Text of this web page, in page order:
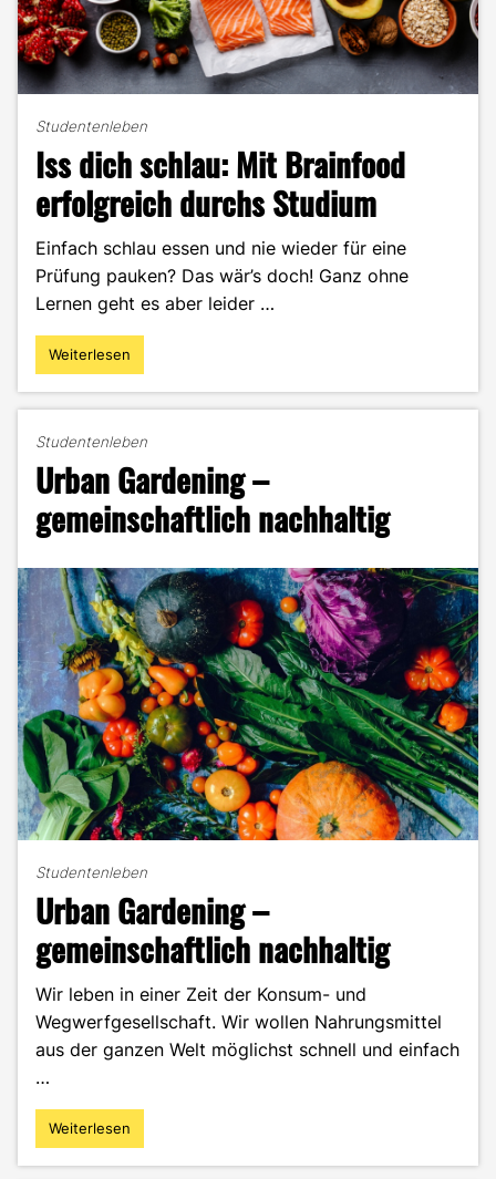
Studentenleben
Iss dich schlau: Mit Brainfood
erfolgreich durchs Studium
Einfach schlau essen und nie wieder für eine
Prüfung pauken? Das wär’s doch! Ganz ohne
Lernen geht es aber leider …
"Iss
dich
Brainfood
erfolgreich
durchs
Studium"
Weiterlesen
Studentenleben
Urban Gardening –
gemeinschaftlich nachhaltig
Studentenleben
Urban Gardening –
gemeinschaftlich nachhaltig
Wir leben in einer Zeit der Konsum- und
Wegwerfgesellschaft. Wir wollen Nahrungsmittel
aus der ganzen Welt möglichst schnell und einfach
…
"Urban
Gardening
Weiterlesen